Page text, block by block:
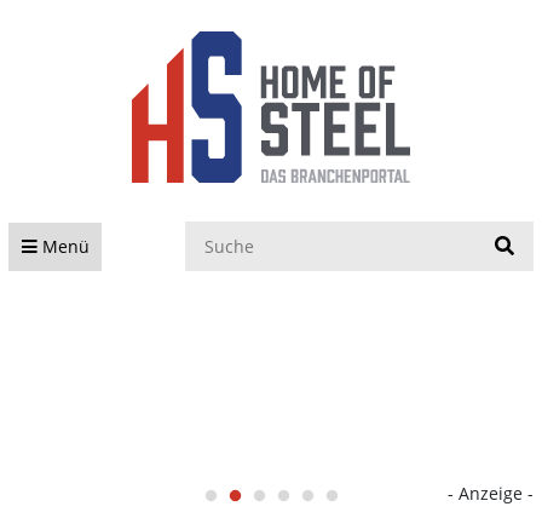
Menü
- Anzeige -